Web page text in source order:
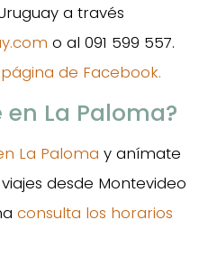
a través
o al 091 599 557.
página de Facebook.
La Paloma?
La Paloma y anímate
desde Montevideo
consulta los horarios